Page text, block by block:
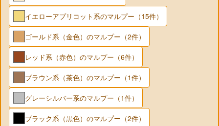
イエローアプリコット系のマルプー（15件）
ゴールド系（金色）のマルプー（2件）
レッド系（赤色）のマルプー（6件）
ブラウン系（茶色）のマルプー（1件）
グレーシルバー系のマルプー（1件）
ブラック系（黒色）のマルプー（2件）